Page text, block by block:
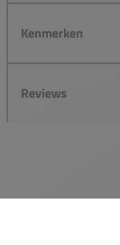
Kenmerken
Reviews